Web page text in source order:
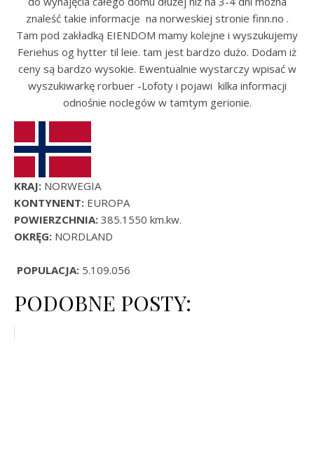
znaleść takie informacje na norweskiej stronie finn.no .
Tam pod zakładką EIENDOM mamy kolejne i wyszukujemy
Feriehus og hytter til leie. tam jest bardzo dużo. Dodam iż
ceny są bardzo wysokie. Ewentualnie wystarczy wpisać w
wyszukiwarkę rorbuer -Lofoty i pojawi kilka informacji
odnośnie noclegów w tamtym gerionie.
KRAJ: NORWEGIA
KONTYNENT: EUROPA
POWIERZCHNIA: 385.1550 km.kw.
OKRĘG: NORDLAND
POPULACJA: 5.109.056
PODOBNE POSTY: